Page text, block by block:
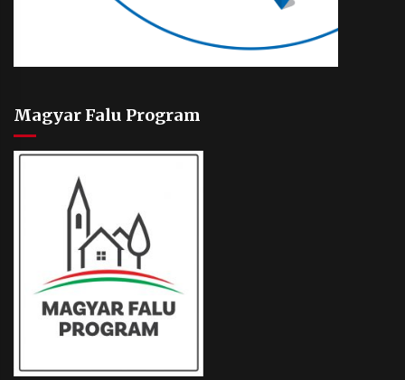
Magyar Falu Program